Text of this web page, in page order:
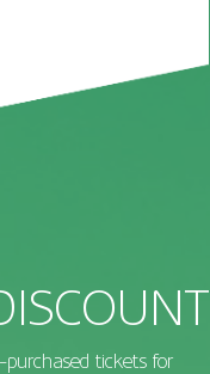
tickets for